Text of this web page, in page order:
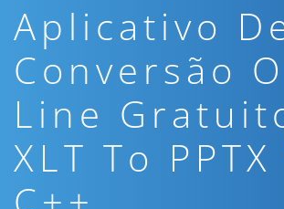
Aplicativo
Conversão
Line
XLT To PPTX